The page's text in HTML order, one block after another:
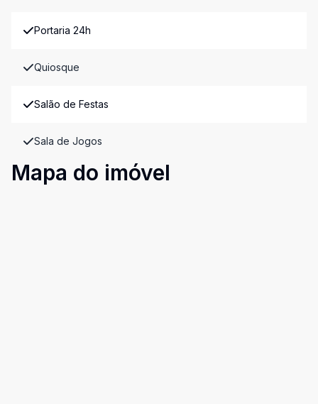
Portaria 24h
Quiosque
Salão de Festas
Sala de Jogos
Mapa do imóvel